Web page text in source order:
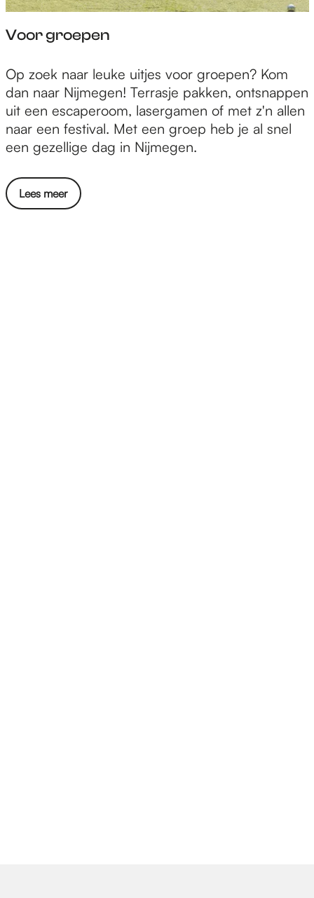
Voor groepen
V
o
o
r
g
o
e
Op zoek naar leuke uitjes voor groepen? Kom
dan naar Nijmegen! Terrasje pakken, ontsnappen
uit een escaperoom, lasergamen of met z'n allen
naar een festival. Met een groep heb je al snel
een gezellige dag in Nijmegen.
Lees meer